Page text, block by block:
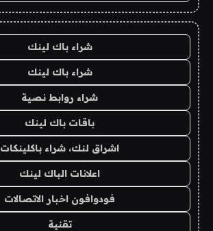
شراء باك لينك
شراء باك لينك
شراء روابط نصية
باقات باك لينك
اشراق لنك، شراء باكلينكات
اعلانات الباك لينك
فودوافون اخبار الاتصالات
تقنية